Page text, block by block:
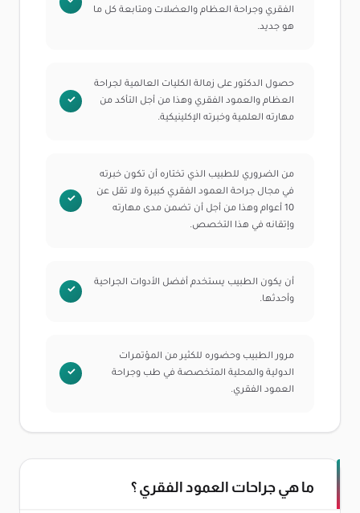
الفقري وجراحة العظام والعضلات ومتابعة كل ما
هو جديد.
حصول الدكتور على زمالة الكليات العالمية لجراحة
العظام والعمود الفقري وهذا من أجل التأكد من
مهارته العلمية وخبرته الإكلينيكية.
من الضروري للطبيب الذي تختاره أن تكون خبرته
في مجال جراحة العمود الفقري كبيرة ولا تقل عن
10 أعوام وهذا من أجل أن تضمن مدى مهارته
وإتقانه في هذا التخصص.
أن يكون الطبيب يستخدم أفضل الأدوات الجراحية
وأحدثها.
مرور الطبيب وحضوره للكثير من المؤتمرات
الدولية والمحلية المتخصصة في طب وجراحة
العمود الفقري.
ما هي جراحات العمود الفقري ؟